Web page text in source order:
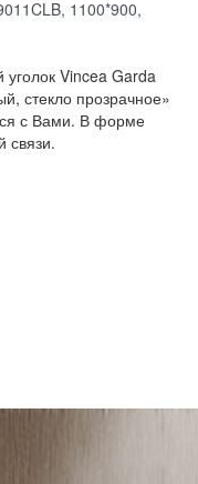
1100*900,
Vincea Garda
стекло прозрачное»
с Вами. В форме
связи.